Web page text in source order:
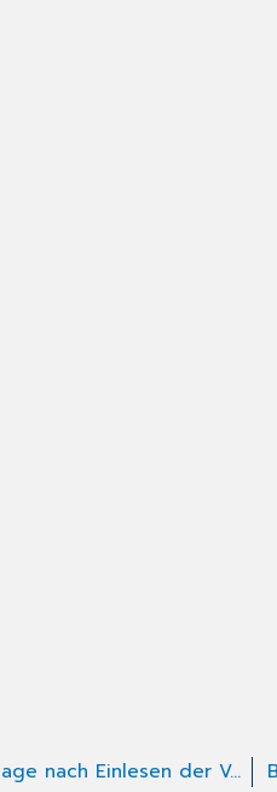
Automatische Scheinanlage nach Einlesen der Versichertenkarte